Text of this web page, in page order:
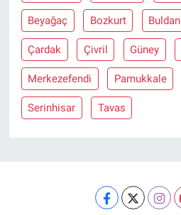
Beyağaç Bozkurt Buldan
Çardak Çivril Güney
Merkezefendi Pamukkale
Serinhisar Tavas